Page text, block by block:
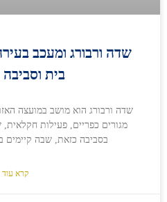
שדה ורבורג ומעכב
בית
שדה ורבורג הוא מושב במועצה
מגורים כפריים, פעילות
בסביבה כזאת, שבה קיימים
קרא עוד